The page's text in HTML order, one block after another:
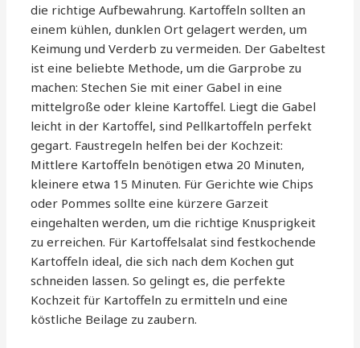
die richtige Aufbewahrung. Kartoffeln sollten an
einem kühlen, dunklen Ort gelagert werden, um
Keimung und Verderb zu vermeiden. Der Gabeltest
ist eine beliebte Methode, um die Garprobe zu
machen: Stechen Sie mit einer Gabel in eine
mittelgroße oder kleine Kartoffel. Liegt die Gabel
leicht in der Kartoffel, sind Pellkartoffeln perfekt
gegart. Faustregeln helfen bei der Kochzeit:
Mittlere Kartoffeln benötigen etwa 20 Minuten,
kleinere etwa 15 Minuten. Für Gerichte wie Chips
oder Pommes sollte eine kürzere Garzeit
eingehalten werden, um die richtige Knusprigkeit
zu erreichen. Für Kartoffelsalat sind festkochende
Kartoffeln ideal, die sich nach dem Kochen gut
schneiden lassen. So gelingt es, die perfekte
Kochzeit für Kartoffeln zu ermitteln und eine
köstliche Beilage zu zaubern.